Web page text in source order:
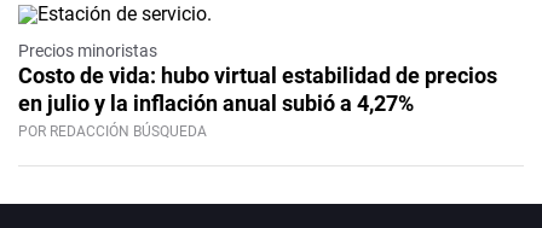
Precios minoristas
Costo de vida: hubo virtual estabilidad de precios
en julio y la inflación anual subió a 4,27%
POR REDACCIÓN BÚSQUEDA